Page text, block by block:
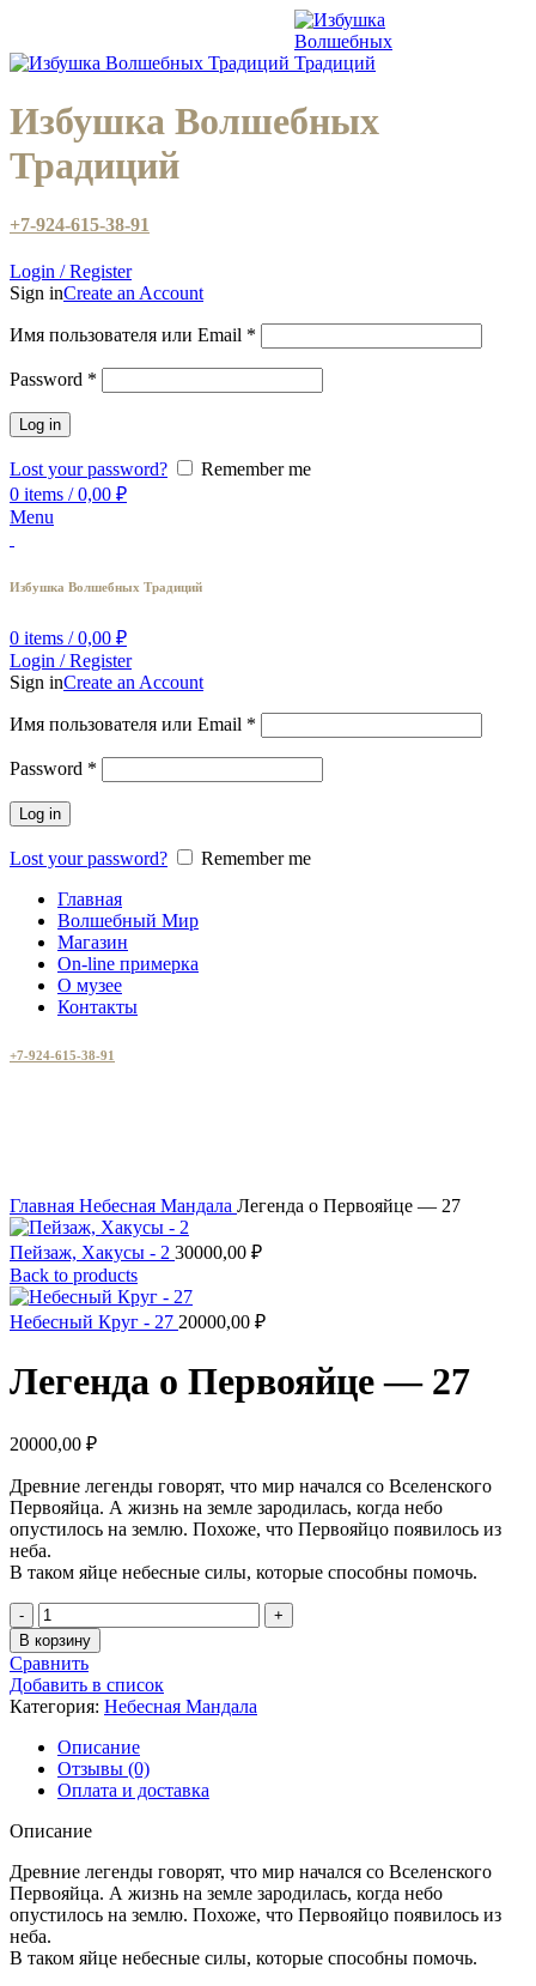
Избушка Волшебных
Традиций
+7-924-615-38-91
Login / Register
Sign inCreate an Account
Имя пользователя или Email *
Password *
Log in
Lost your password?
Remember me
0 items / 0,00 ₽
Menu
Избушка Волшебных Традиций
0 items / 0,00 ₽
Login / Register
Sign inCreate an Account
Имя пользователя или Email *
Password *
Log in
Lost your password?
Remember me
Главная
Волшебный Мир
Магазин
On-line примерка
О музее
Контакты
+7-924-615-38-91
Главная Небесная Мандала Легенда о Первояйце — 27
Пейзаж, Хакусы - 2 30000,00 ₽
Back to products
Небесный Круг - 27 20000,00 ₽
Легенда о Первояйце — 27
20000,00 ₽
Древние легенды говорят, что мир начался со Вселенского
Первояйца. А жизнь на земле зародилась, когда небо
опустилось на землю. Похоже, что Первояйцо появилось из
неба.
В таком яйце небесные силы, которые способны помочь.
Количество
товара
Легенда
о
Первояйце
-
27
В корзину
Сравнить
Добавить в список
Категория: Небесная Мандала
Описание
Отзывы (0)
Оплата и доставка
Описание
Древние легенды говорят, что мир начался со Вселенского
Первояйца. А жизнь на земле зародилась, когда небо
опустилось на землю. Похоже, что Первояйцо появилось из
неба.
В таком яйце небесные силы, которые способны помочь.